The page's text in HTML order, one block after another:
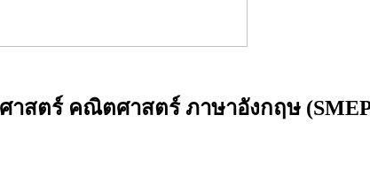
าสตร์ คณิตศาสตร์ ภาษาอังกฤษ